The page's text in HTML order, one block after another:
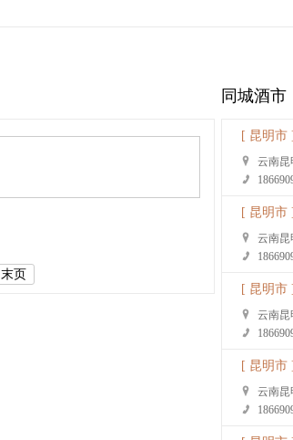
末页
同城酒市
[ 昆明市 ]
云南昆
[ 昆明市 ]
云南昆
[ 昆明市 ]
云南昆
[ 昆明市 ]
云南昆